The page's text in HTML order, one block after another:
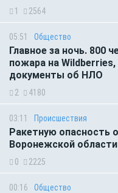
1 2564
05:51 Общество
Главное за ночь. 800
пожара на
документы об НЛО
2 4180
03:11 Происшествия
Ракетную опасность
Воронежской области
0 2225
00:16 Общество